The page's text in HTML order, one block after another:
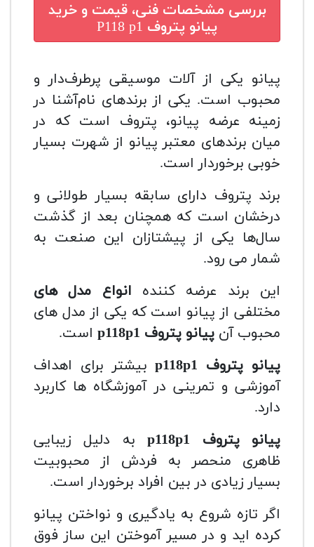
بررسی مشخصات فنی، قیمت و خرید
پیانو پتروف P118 p1
پیانو یکی از آلات موسیقی پرطرف‌دار و
محبوب است. یکی از برندهای نام‌آشنا در
زمینه عرضه پیانو، پتروف است که در
میان برندهای معتبر پیانو از شهرت بسیار
خوبی برخوردار است.
برند پتروف دارای سابقه بسیار طولانی و
درخشان است که همچنان بعد از گذشت
سال‌ها یکی از پیشتازان این صنعت به
شمار می رود.
این برند عرضه کننده انواع مدل های
مختلفی از پیانو است که یکی از مدل های
محبوب آن پیانو پتروف p118p1
است.
پیانو پتروف
p118p1 بیشتر برای اهداف
آموزشی و تمرینی در آموزشگاه ها کاربرد
دارد.
پیانو پتروف
p118p1 به دلیل زیبایی
ظاهری منحصر به فردش از محبوبیت
بسیار زیادی در بین افراد برخوردار است.
اگر تازه شروع به یادگیری و نواختن پیانو
کرده اید و در مسیر آموختن این ساز فوق